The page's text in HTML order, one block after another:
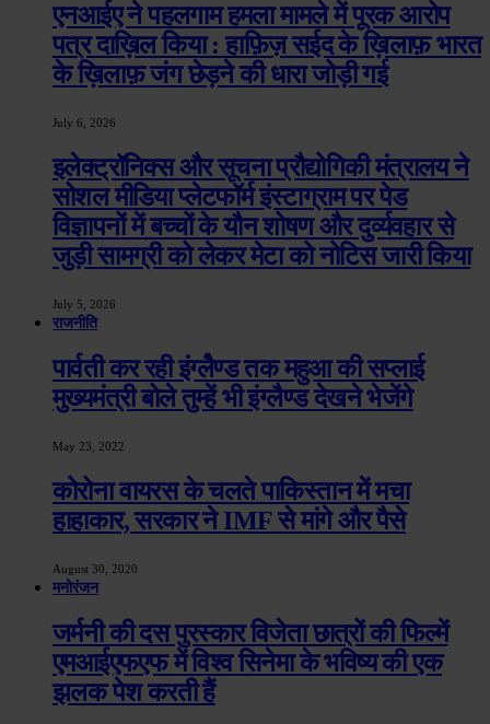
एनआईए ने पहलगाम हमला मामले में पूरक आरोप
पत्र दाख़िल किया : हाफ़िज़ सईद के ख़िलाफ़ भारत
के ख़िलाफ़ जंग छेड़ने की धारा जोड़ी गई
July 6, 2026
इलेक्ट्रॉनिक्स और सूचना प्रौद्योगिकी मंत्रालय ने
सोशल मीडिया प्लेटफॉर्म इंस्टाग्राम पर पेड
विज्ञापनों में बच्चों के यौन शोषण और दुर्व्यवहार से
जुड़ी सामग्री को लेकर मेटा को नोटिस जारी किया
July 5, 2026
राजनीति
पार्वती कर रही इंग्लेैण्ड तक महुआ की सप्लाई
मुख्यमंत्री बोले तुम्हें भी इंग्लैण्ड देखने भेजेंगे
May 23, 2022
कोरोना वायरस के चलते पाकिस्तान में मचा
हाहाकार, सरकार ने IMF से मांगे और पैसे
August 30, 2020
मनोरंजन
जर्मनी की दस पुरस्कार विजेता छात्रों की फिल्में
एमआईएफएफ में विश्व सिनेमा के भविष्य की एक
झलक पेश करती हैं